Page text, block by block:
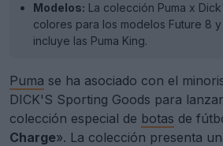
Modelos: La colección Puma x
colores para los modelos Future 8
incluye las Puma King.
Puma se ha asociado con el
DICK'S Sporting Goods para
colección especial de botas de
Charge». La colección presenta